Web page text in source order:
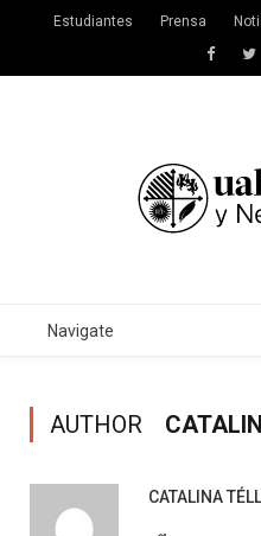
Estudiantes Prensa
Navigate
AUTHOR
CATALINA